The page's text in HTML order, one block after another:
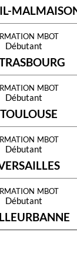
mbot
Débutant
mbot
Débutant
mbot
Débutant
mbot
Débutant